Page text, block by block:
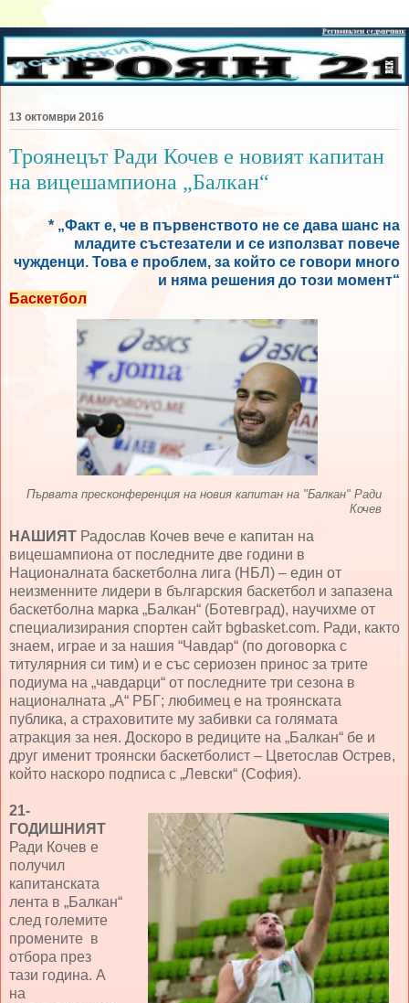
13 октомври 2016
Троянецът Ради Кочев е новият капитан
на вицешампиона „Балкан“
* „Факт е, че в първенството не се дава шанс на
младите състезатели и се използват повече
чужденци. Това е проблем, за който се говори много
и няма решения до този момент“
Баскетбол
Първата пресконференция на новия капитан на "Балкан" Ради
Кочев
НАШИЯТ Радослав Кочев вече е капитан на
вицешампиона от последните две години в
Националната баскетболна лига (НБЛ) – един от
неизменните лидери в българския баскетбол и запазена
баскетболна марка „Балкан“ (Ботевград), научихме от
специализирания спортен сайт bgbasket.com. Ради, както
знаем, играе и за нашия “Чавдар“ (по договорка с
титулярния си тим) и е със сериозен принос за трите
подиума на „чавдарци“ от последните три сезона в
националната „А“ РБГ; любимец е на троянската
публика, а страховитите му забивки са голямата
атракция за нея. Доскоро в редиците на „Балкан“ бе и
друг именит троянски баскетболист – Цветослав Острев,
който наскоро подписа с „Левски“ (София).
21-
ГОДИШНИЯТ
Ради Кочев е
получил
капитанската
лента в „Балкан“
след големите
промените в
отбора през
тази година. А
на